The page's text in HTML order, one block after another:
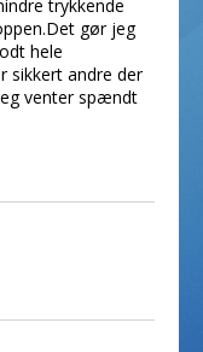
trykkende
gør jeg
hele
sikkert andre der
venter spændt